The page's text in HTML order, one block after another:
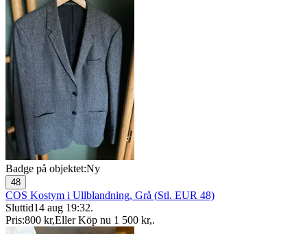
Badge på objektet:Ny
48
COS Kostym i Ullblandning, Grå (Stl. EUR 48)
Sluttid14 aug 19:32.
Pris:800 kr,Eller Köp nu 1 500 kr,.